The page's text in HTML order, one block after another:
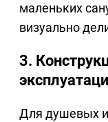
маленьких
визуально
3.
Для душевых